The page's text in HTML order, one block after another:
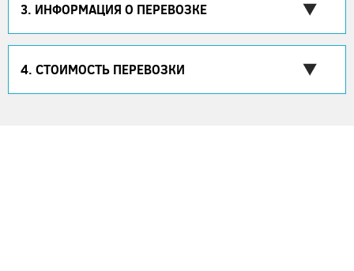
3. ИНФОРМАЦИЯ О ПЕРЕВОЗКЕ
4. СТОИМОСТЬ ПЕРЕВОЗКИ